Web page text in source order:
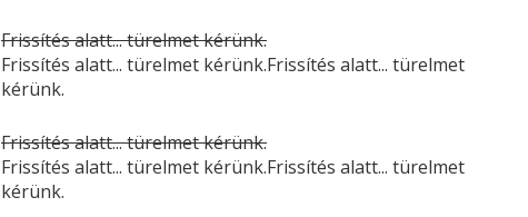
Frissítés alatt... türelmet kérünk.
Frissítés alatt... türelmet kérünk.Frissítés alatt... türelmet
kérünk.
Frissítés alatt... türelmet kérünk.
Frissítés alatt... türelmet kérünk.Frissítés alatt... türelmet
kérünk.